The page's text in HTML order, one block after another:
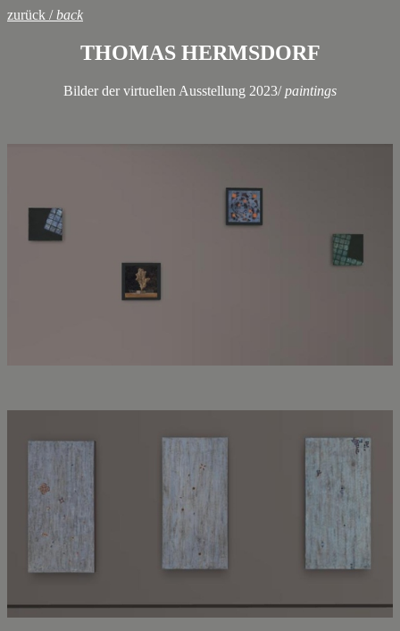
zurück /back
THOMAS HERMSDORF
Bilder der virtuellen Ausstellung 2023/paintings